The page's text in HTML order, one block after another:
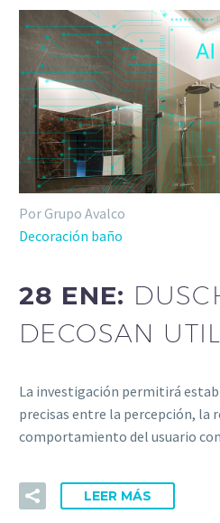
Por Grupo Avalco
Decoración baño
28 ENE:
DECOSAN
La investigación permitirá
precisas entre la percepción, la
comportamiento del usuario
LEER MÁS